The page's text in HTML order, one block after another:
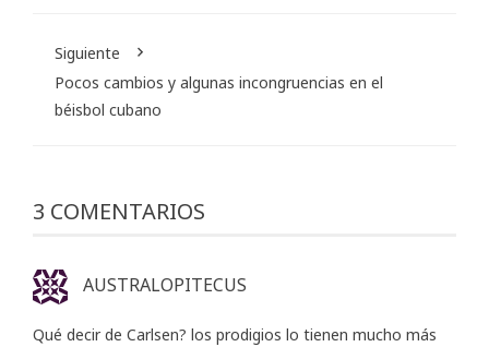
Siguiente
Pocos cambios y algunas incongruencias en el
béisbol cubano
3 COMENTARIOS
AUSTRALOPITECUS
Qué decir de Carlsen? los prodigios lo tienen mucho más